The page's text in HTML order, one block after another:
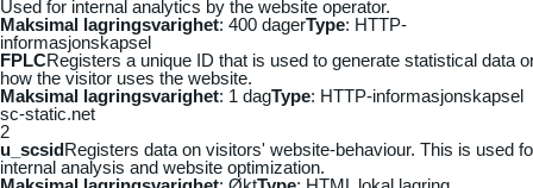
Used for internal analytics by the website operator.
Maksimal lagringsvarighet: 400 dagerType: HTTP-
informasjonskapsel
FPLCRegisters a unique ID that is used to generate statistical data
how the visitor uses the website.
Maksimal lagringsvarighet: 1 dagType: HTTP-informasjonskapsel
sc-static.net
2
u_scsidRegisters data on visitors' website-behaviour. This is used
internal analysis and website optimization.